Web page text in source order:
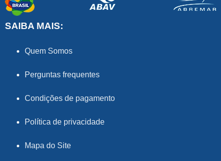
SAIBA MAIS:
Quem Somos
Perguntas frequentes
Condições de pagamento
Política de privacidade
Mapa do Site